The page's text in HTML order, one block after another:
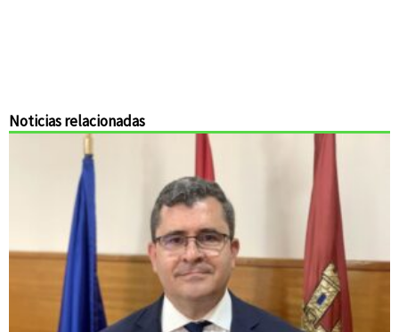
Noticias relacionadas